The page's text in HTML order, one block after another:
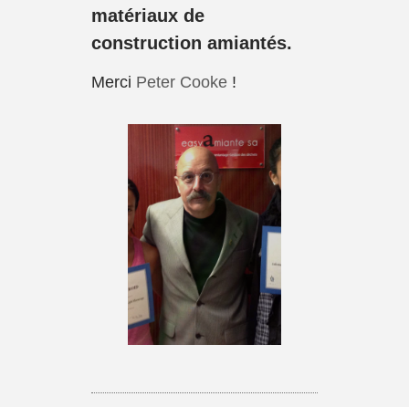
matériaux de
construction amiantés.
Merci Peter Cooke !